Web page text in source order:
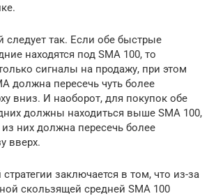
следует так. Если обе быстрые
находятся под SMA 100, то
сигналы на продажу, при этом
должна пересечь чуть более
вниз. И наоборот, для покупок обе
должны находиться выше SMA 100,
них должна пересечь более
вверх.
заключается в том, что из-за
скользящей средней SMA 100